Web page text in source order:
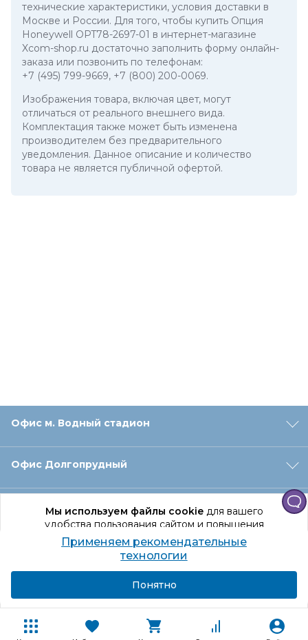
Мы используем файлы cookieдля вашего
удобства пользования сайтом и повышения
качества рекомендаций.
Продолжая использование сайта, вы даете
согласие на обработку персональных данных
технические характеристики, условия доставки в
Москве и России. Для того, чтобы купить Опция
Honeywell OPT78-2697-01 в интернет-магазине
Xcom-shop.ru достаточно заполнить форму онлайн-
заказа или позвонить по телефонам:
+7 (495) 799-9669, +7 (800) 200-0069.
Изображения товара, включая цвет, могут
отличаться от реального внешнего вида.
Комплектация также может быть изменена
производителем без предварительного
уведомления. Данное описание и количество
товара не является публичной офертой.
Офис м. Водный стадион
Офис Долгопрудный
Офис Санкт‑Петербург
Оформление заказа
Покупателям
Применяем рекомендательные
технологии
Понятно